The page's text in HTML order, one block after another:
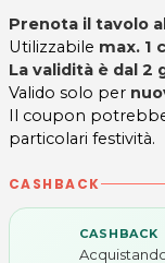
Prenota il tavolo
Utilizzabile max. 1
La validità è dal 2
Valido solo per
Il coupon
particolari festività.
CASHBACK
CASHBACK